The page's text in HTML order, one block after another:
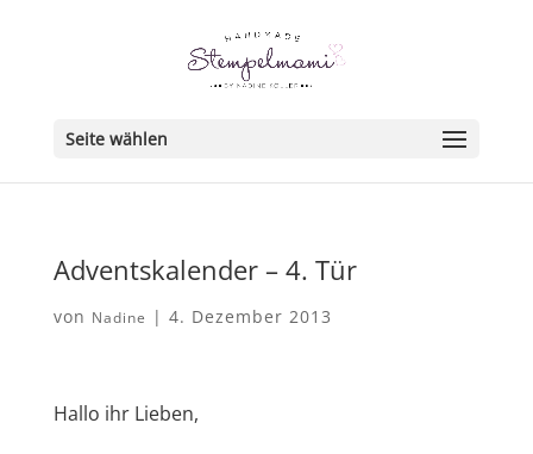
Seite wählen
Adventskalender – 4. Tür
von Nadine | 4. Dezember 2013
Hallo ihr Lieben,